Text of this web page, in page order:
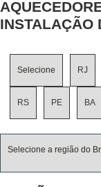
INSTALAÇÃO
Selecione RJ
RS PE BA
Selecione a região do